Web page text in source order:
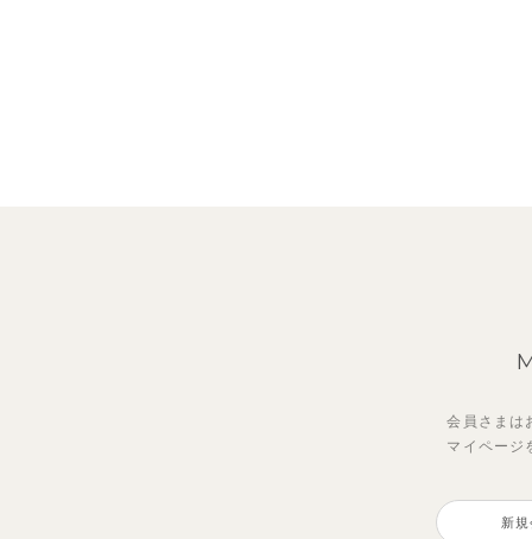
ボ
スリン半袖トップス＆ショートパ
ピ
会員さまは
マイページ
新